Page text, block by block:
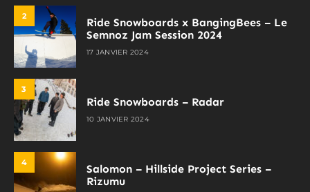
2
Ride Snowboards x BangingBees – Le
Semnoz Jam Session 2024
17 JANVIER 2024
3
Ride Snowboards – Radar
10 JANVIER 2024
4
Salomon – Hillside Project Series –
Rizumu